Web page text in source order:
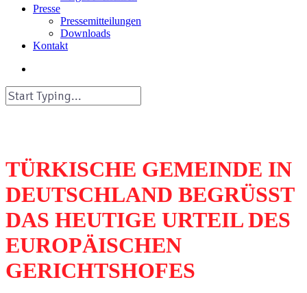
Presse
Pressemitteilungen
Downloads
Kontakt
TÜRKISCHE GEMEINDE IN
DEUTSCHLAND BEGRÜSST
DAS HEUTIGE URTEIL DES
EUROPÄISCHEN
GERICHTSHOFES